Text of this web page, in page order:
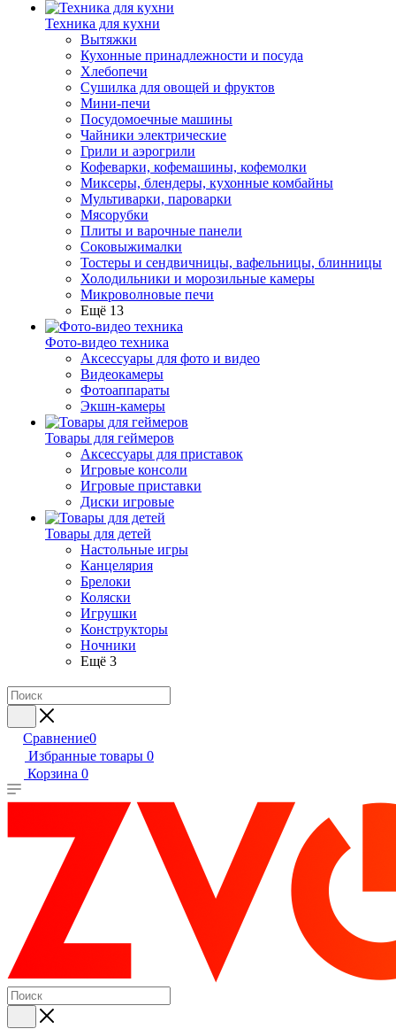
Техника для кухни
Вытяжки
Кухонные принадлежности и посуда
Хлебопечи
Сушилка для овощей и фруктов
Мини-печи
Посудомоечные машины
Чайники электрические
Грили и аэрогрили
Кофеварки, кофемашины, кофемолки
Миксеры, блендеры, кухонные комбайны
Мультиварки, пароварки
Мясорубки
Плиты и варочные панели
Соковыжималки
Тостеры и сендвичницы, вафельницы, блинницы
Холодильники и морозильные камеры
Микроволновые печи
Ещё 13
Фото-видео техника
Аксессуары для фото и видео
Видеокамеры
Фотоаппараты
Экшн-камеры
Товары для геймеров
Аксессуары для приставок
Игровые консоли
Игровые приставки
Диски игровые
Товары для детей
Настольные игры
Канцелярия
Брелоки
Коляски
Игрушки
Конструкторы
Ночники
Ещё 3
Сравнение0
Избранные товары 0
Корзина 0